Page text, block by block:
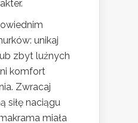
unikaj
zbyt luźnych
komfort
Zwracaj
siłę naciągu
miała